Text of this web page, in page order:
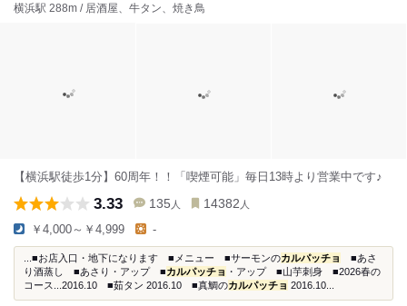
横浜駅 288m / 居酒屋、牛タン、焼き鳥
【横浜駅徒歩1分】60周年！！「喫煙可能」毎日13時より営業中です♪
3.33 135 人 14382 人
￥4,000～￥4,999 -
...■お店入口・地下になります ■メニュー ■サーモンのカルパッチョ
■あさ
り酒蒸し ■あさり・アップ ■カルパッチョ ・アップ ■山芋刺身 ■2026春の
コース...2016.10 ■茹タン 2016.10 ■真鯛のカルパッチョ 2016.10...